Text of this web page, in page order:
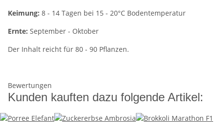
Keimung: 8 - 14 Tagen bei 15 - 20°C Bodentemperatur
Ernte: September - Oktober
Der Inhalt reicht für 80 - 90 Pflanzen.
Bewertungen
Kunden kauften dazu folgende Artikel: